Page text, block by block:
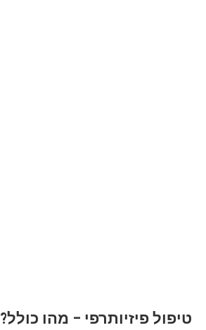
טיפול פיזיותרפי – מהו כולל?